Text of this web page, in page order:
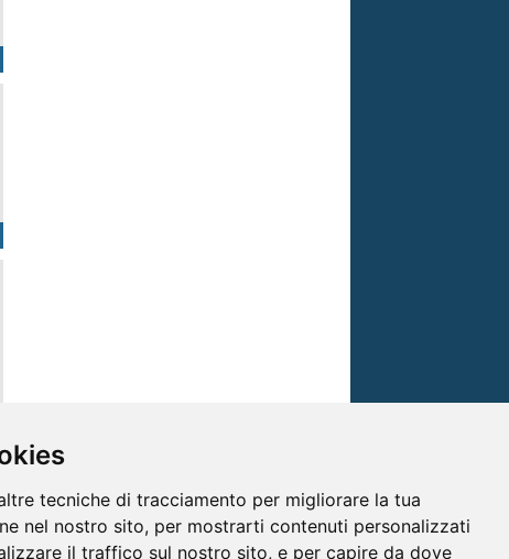
tecniche di tracciamento per migliorare la tua
nel nostro sito, per mostrarti contenuti personalizzati
il traffico sul nostro sito, e per capire da dove